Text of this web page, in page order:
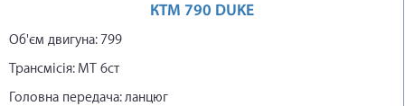
КТМ 790 DUKE
Об'єм двигуна: 799
Трансмісія: МТ 6ст
Головна передача: ланцюг